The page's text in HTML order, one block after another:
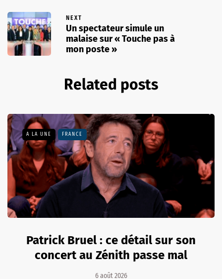
NEXT
Un spectateur simule un
malaise sur « Touche pas à
mon poste »
Related posts
A LA UNE FRANCE
Patrick Bruel : ce détail sur son
concert au Zénith passe mal
6 août 2026